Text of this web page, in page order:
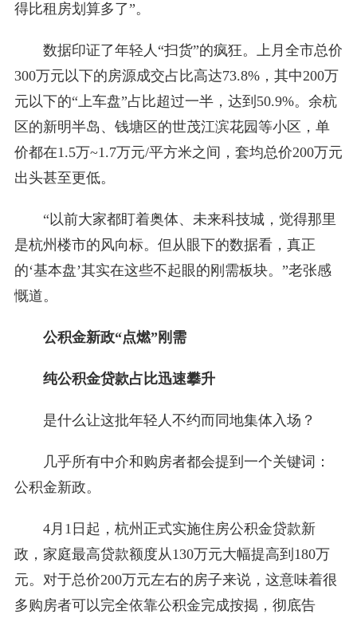
得比租房划算多了”。
数据印证了年轻人“扫货”的疯狂。上月全市总价
300万元以下的房源成交占比高达73.8%，其中200万
元以下的“上车盘”占比超过一半，达到50.9%。余杭
区的新明半岛、钱塘区的世茂江滨花园等小区，单
价都在1.5万~1.7万元/平方米之间，套均总价200万元
出头甚至更低。
“以前大家都盯着奥体、未来科技城，觉得那里
是杭州楼市的风向标。但从眼下的数据看，真正
的‘基本盘’其实在这些不起眼的刚需板块。”老张感
慨道。
公积金新政“点燃”刚需
纯公积金贷款占比迅速攀升
是什么让这批年轻人不约而同地集体入场？
几乎所有中介和购房者都会提到一个关键词：
公积金新政。
4月1日起，杭州正式实施住房公积金贷款新
政，家庭最高贷款额度从130万元大幅提高到180万
元。对于总价200万元左右的房子来说，这意味着很
多购房者可以完全依靠公积金完成按揭，彻底告